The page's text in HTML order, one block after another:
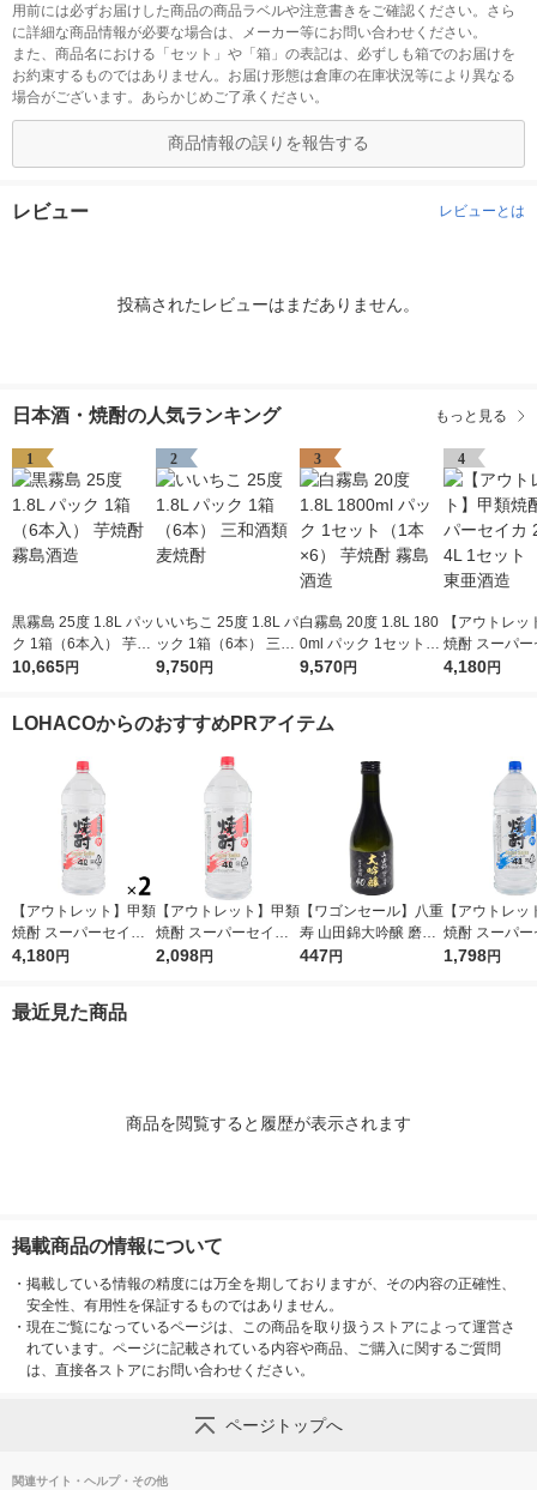
用前には必ずお届けした商品の商品ラベルや注意書きをご確認ください。さら
に詳細な商品情報が必要な場合は、メーカー等にお問い合わせください。
また、商品名における「セット」や「箱」の表記は、必ずしも箱でのお届けを
お約束するものではありません。お届け形態は倉庫の在庫状況等により異なる
場合がございます。あらかじめご了承ください。
商品情報の誤りを報告する
レビュー レビューとは
投稿されたレビューはまだありません。
日本酒・焼酎の人気ランキング もっと見る
1
黒霧島 25度 1.8L パッ
ク 1箱（6本入） 芋焼
酎 霧島酒造
10,665円
2
いいちこ 25度 1.8L パ
ック 1箱（6本） 三和
酒類 麦焼酎
9,750円
3
白霧島 20度 1.8L 180
0ml パック 1セット
（1本×6） 芋焼酎 霧
9,570円
4
【アウトレッ
焼酎 スーパー
25度 4L 1セ
4,180円
LOHACOからのおすすめPRアイテム
【アウトレット】甲類
焼酎 スーパーセイカ
25度 4L 1セット（2
4,180円
【アウトレット】甲類
焼酎 スーパーセイカ
25度 4L 1本 東亜酒造
2,098円
【ワゴンセール】八重
寿 山田錦大吟醸 磨き
四割 300ml 1本 八重
447円
【アウトレッ
焼酎 スーパー
20度 4L 1本
1,798円
最近見た商品
商品を閲覧すると履歴が表示されます
掲載商品の情報について
・ 掲載している情報の精度には万全を期しておりますが、その内容の正確性、
安全性、有用性を保証するものではありません。
・ 現在ご覧になっているページは、この商品を取り扱うストアによって運営さ
れています。ページに記載されている内容や商品、ご購入に関するご質問
は、直接各ストアにお問い合わせください。
ページトップへ
関連サイト・ヘルプ・その他